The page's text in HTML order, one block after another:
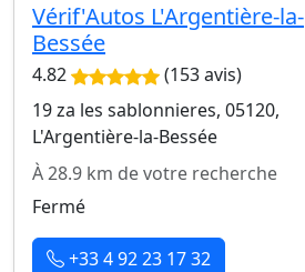
Vérif'Autos L'Argentière-la-
Bessée
4.82
(153 avis)
19 za les sablonnieres, 05120,
L'Argentière-la-Bessée
À 28.9 km de votre recherche
Fermé
+33 4 92 23 17 32